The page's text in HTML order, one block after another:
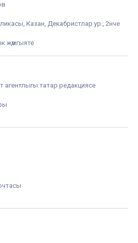
Казан, Декабристлар ур., 2нче
җәмгыяте
агентлыгы татар редакциясе